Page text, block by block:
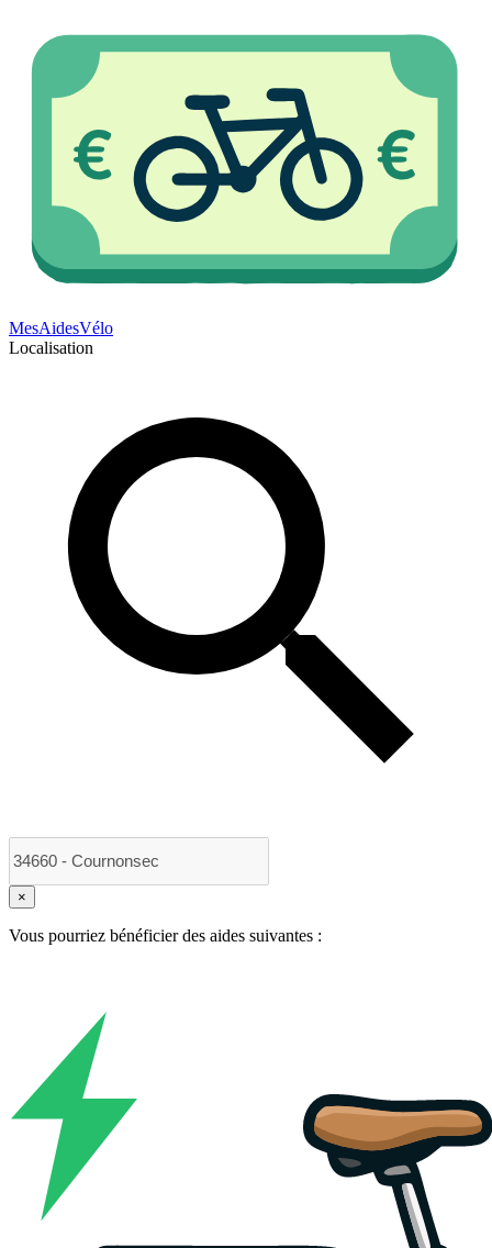
MesAidesVélo
Localisation
×
Vous pourriez bénéficier des aides suivantes :